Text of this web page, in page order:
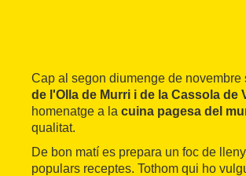
Cap al segon diumenge de novembre
de l'Olla de Murri i de la Cassola de
homenatge a la cuina pagesa del
qualitat.
De bon matí es prepara un foc de
populars receptes. Tothom qui ho